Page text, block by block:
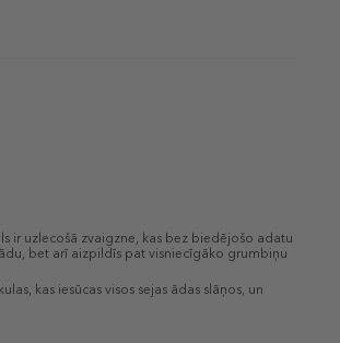
ir uzlecošā zvaigzne, kas bez biedējošo adatu
bet arī aizpildīs pat visniecīgāko grumbiņu
kas iesūcas visos sejas ādas slāņos, un